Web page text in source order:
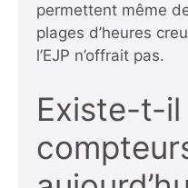
permettent même
plages d’heures
l’EJP n’offrait pas.
Existe-t-